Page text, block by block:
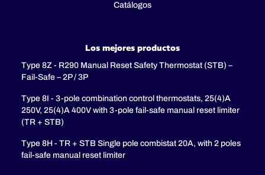
Catálogos
Los mejores productos
Type 8Z - R290 Manual Reset Safety Thermostat (STB) –
Fail-Safe – 2P / 3P
Type 8I - 3-pole combination control thermostats, 25(4)A
250V, 25(4)A 400V with 3-pole fail-safe manual reset limiter
(TR + STB)
Type 8H - TR + STB Single pole combistat 20A, with 2 poles
fail-safe manual reset limiter